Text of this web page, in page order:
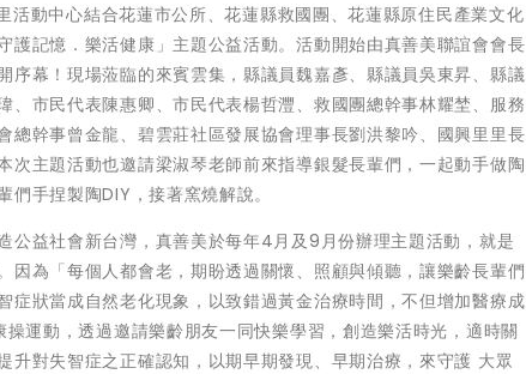
動中心結合花蓮市公所、花蓮縣救國團、花蓮縣原住民產業文化
記憶．樂活健康」主題公益活動。活動開始由真善美聯誼會會長
幕！現場蒞臨的來賓雲集，縣議員魏嘉彥、縣議員吳東昇、縣議
市民代表陳惠卿、市民代表楊哲灃、救國團總幹事林耀埜、服務
幹事曾金龍、碧雲莊社區發展協會理事長劉洪黎吟、國興里里長
主題活動也邀請梁淑琴老師前來指導銀髮長輩們，一起動手做陶
手捏製陶DIY，接著窯燒解說。
公益社會新台灣，真善美於每年4月及9月份辦理主題活動，就是
為「每個人都會老，期盼透過關懷、照顧與傾聽，讓樂齡長輩們
狀當成自然老化現象，以致錯過黃金治療時間，不但增加醫療成
運動，透過邀請樂齡朋友一同快樂學習，創造樂活時光，適時關
對失智症之正確認知，以期早期發現、早期治療，來守護 大眾